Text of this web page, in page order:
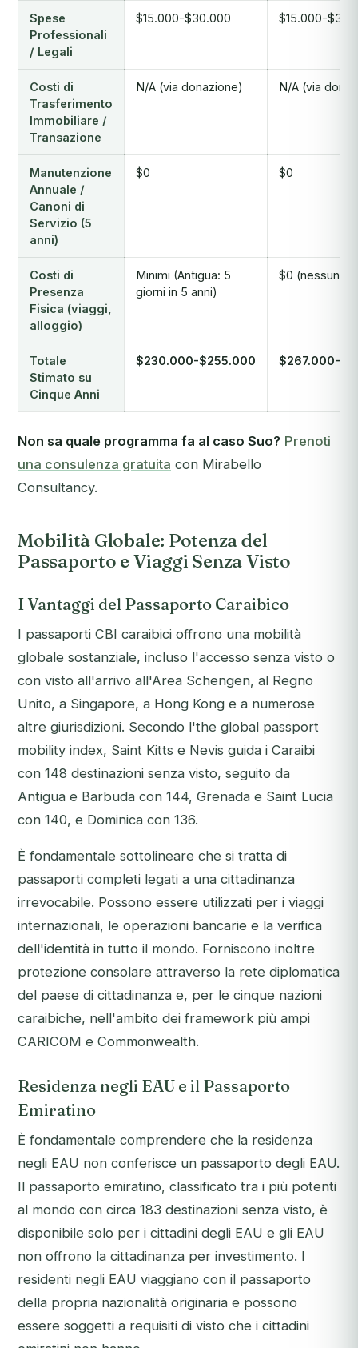
Spese
Professionali
/ Legali
$15.000-$30.000 $15.000-
Costi di
Trasferimento
Immobiliare /
Transazione
N/A (via donazione) N/A (via
Manutenzione
Annuale /
Canoni di
Servizio (5
anni)
$0 $0
Costi di
Presenza
Fisica (viaggi,
alloggio)
Minimi (Antigua: 5
giorni in 5 anni)
$0 (nessun
Totale
Stimato su
Cinque Anni
$230.000-$255.000 $267.000-
Non sa quale programma fa al caso Suo? Prenoti
una consulenza gratuita con Mirabello
Consultancy.
Mobilità Globale: Potenza del
Passaporto e Viaggi Senza Visto
I Vantaggi del Passaporto Caraibico
I passaporti CBI caraibici offrono una mobilità
globale sostanziale, incluso l'accesso senza visto o
con visto all'arrivo all'Area Schengen, al Regno
Unito, a Singapore, a Hong Kong e a numerose
altre giurisdizioni. Secondo l'the global passport
mobility index, Saint Kitts e Nevis guida i Caraibi
con 148 destinazioni senza visto, seguito da
Antigua e Barbuda con 144, Grenada e Saint Lucia
con 140, e Dominica con 136.
È fondamentale sottolineare che si tratta di
passaporti completi legati a una cittadinanza
irrevocabile. Possono essere utilizzati per i viaggi
internazionali, le operazioni bancarie e la verifica
dell'identità in tutto il mondo. Forniscono inoltre
protezione consolare attraverso la rete diplomatica
del paese di cittadinanza e, per le cinque nazioni
caraibiche, nell'ambito dei framework più ampi
CARICOM e Commonwealth.
Residenza negli EAU e il Passaporto
Emiratino
È fondamentale comprendere che la residenza
negli EAU non conferisce un passaporto degli EAU.
Il passaporto emiratino, classificato tra i più potenti
al mondo con circa 183 destinazioni senza visto, è
disponibile solo per i cittadini degli EAU e gli EAU
non offrono la cittadinanza per investimento. I
residenti negli EAU viaggiano con il passaporto
della propria nazionalità originaria e possono
essere soggetti a requisiti di visto che i cittadini